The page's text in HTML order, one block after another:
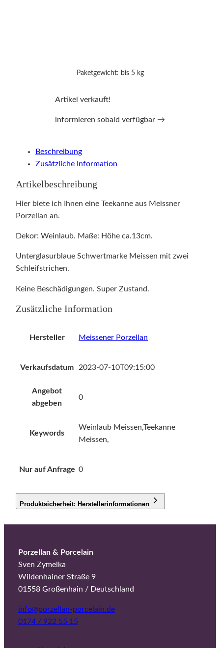
Paketgewicht: bis 5 kg
Artikel verkauft!
informieren sobald verfügbar →
Beschreibung
Zusätzliche Information
Artikelbeschreibung
Hier biete ich Ihnen eine Teekanne aus Meissner
Porzellan an.
Dekor: Weinlaub. Maße: Höhe ca.13cm.
Unterglasurblaue Schwertmarke Meissen mit zwei
Schleifstrichen.
Keine Beschädigungen. Super Zustand.
Zusätzliche Information
Hersteller Meissener Porzellan
Verkaufsdatum 2023-07-10T09:15:00
Angebot
abgeben
0
Keywords
Weinlaub Meissen,Teekanne
Meissen,
Nur auf Anfrage 0
Produktsicherheit: Herstellerinformationen
Porzellan & Porcelain
Sven Zymelka
Wildenhainer Straße 9
01558 Großenhain / Deutschland
info@porzellan-porcelain.de
0174 / 922 55 15